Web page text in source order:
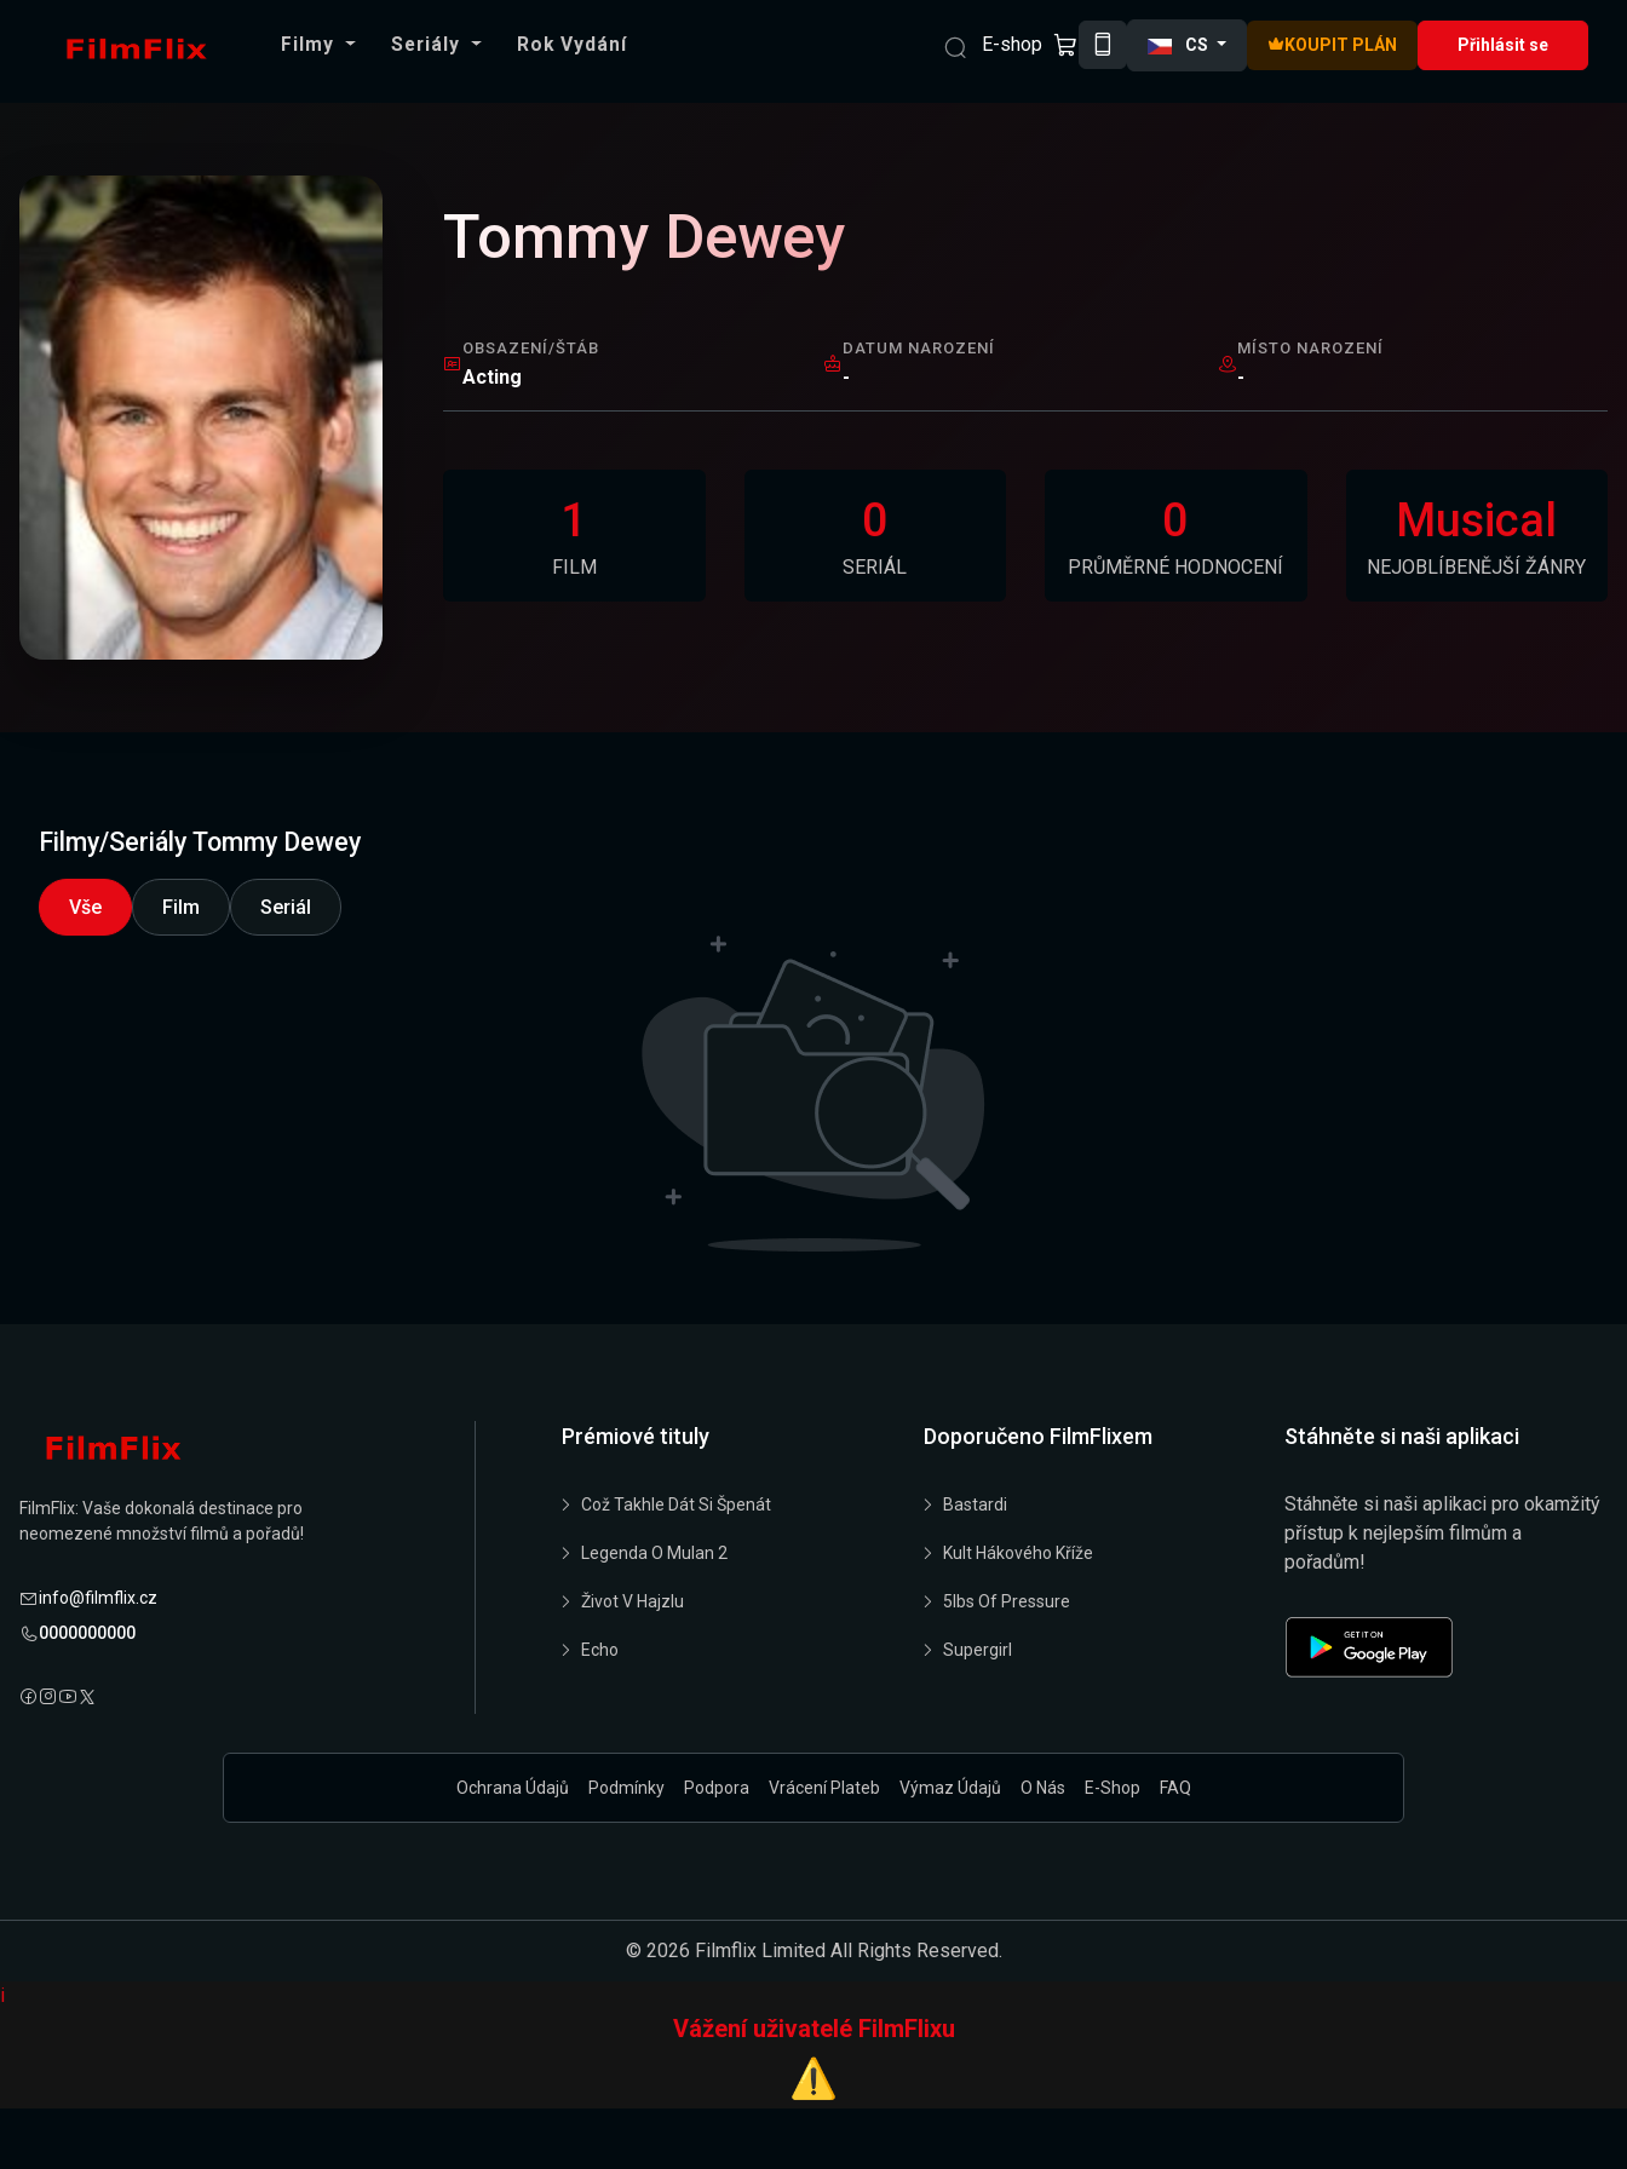
Filmy Seriály Rok Vydání E-shop CS KOUPIT PLÁN Přihlásit se
Tommy Dewey
OBSAZENÍ/ŠTÁB
Acting
DATUM NAROZENÍ
-
MÍSTO NAROZENÍ
-
1
FILM
0
SERIÁL
0
PRŮMĚRNÉ HODNOCENÍ
Musical
NEJOBLÍBENĚJŠÍ ŽÁNRY
Filmy/Seriály Tommy Dewey
Vše Film Seriál
FilmFlix: Vaše dokonalá destinace pro
neomezené množství filmů a pořadů!
info@filmflix.cz
0000000000
Prémiové tituly
Což Takhle Dát Si Špenát
Legenda O Mulan 2
Život V Hajzlu
Echo
Doporučeno FilmFlixem
Bastardi
Kult Hákového Kříže
5lbs Of Pressure
Supergirl
Stáhněte si naši aplikaci
Stáhněte si naši aplikaci pro okamžitý
přístup k nejlepším filmům a
pořadům!
Ochrana Údajů Podmínky Podpora Vrácení Plateb Výmaz Údajů O Nás E-Shop FAQ
© 2026 Filmflix Limited All Rights Reserved.
i
Vážení uživatelé FilmFlixu
⚠️